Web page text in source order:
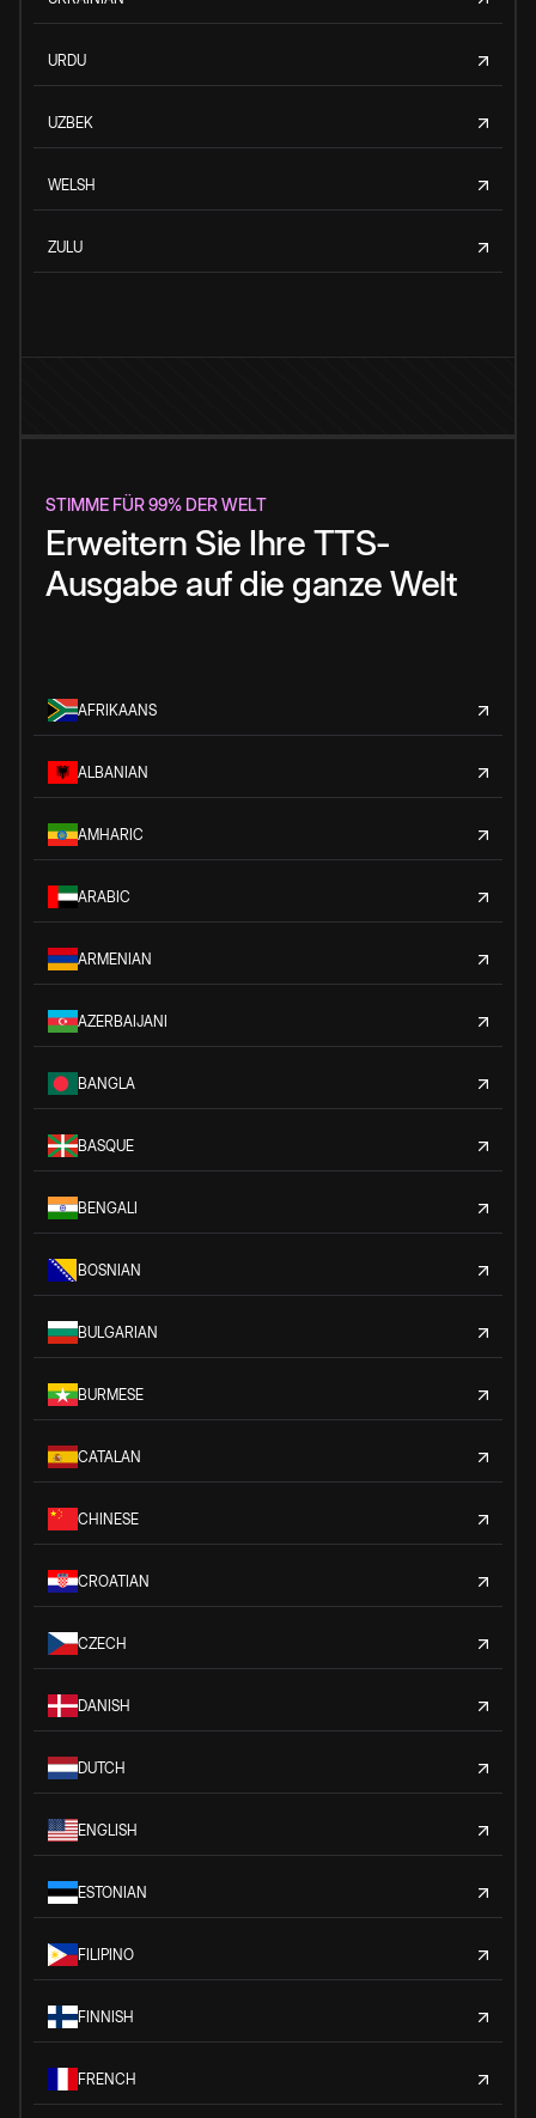
URDU
UZBEK
WELSH
ZULU
STIMME FÜR 99% DER WELT
Erweitern Sie Ihre TTS-
Ausgabe auf die ganze Welt
AFRIKAANS
ALBANIAN
AMHARIC
ARABIC
ARMENIAN
AZERBAIJANI
BANGLA
BASQUE
BENGALI
BOSNIAN
BULGARIAN
BURMESE
CATALAN
CHINESE
CROATIAN
CZECH
DANISH
DUTCH
ENGLISH
ESTONIAN
FILIPINO
FINNISH
FRENCH